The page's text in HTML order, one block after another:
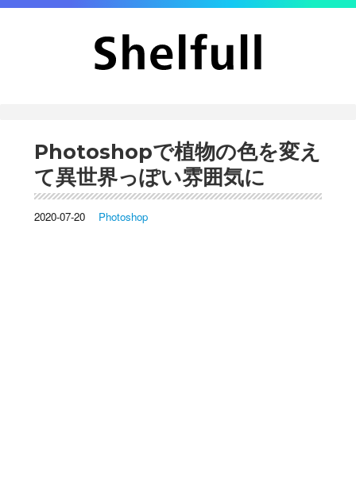
Photoshopで植物の色を変え
て異世界っぽい雰囲気に
2020-07-20 Photoshop